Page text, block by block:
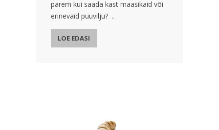
parem kui saada kast maasikaid või
erinevaid puuvilju? ..
LOE EDASI